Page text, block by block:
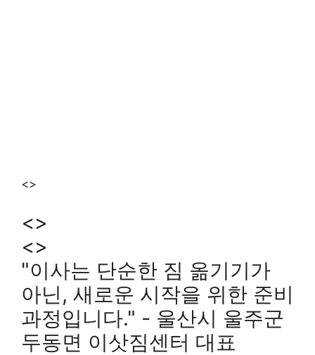
<>
<>
<>
"이사는 단순한 짐 옮기기가
아닌, 새로운 시작을 위한 준비
과정입니다." - 울산시 울주군
두동면 이삿짐센터 대표